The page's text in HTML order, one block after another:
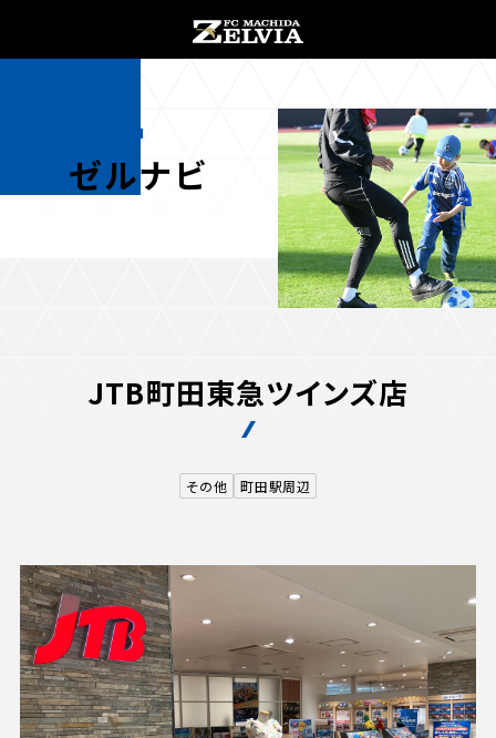
チケット購入 オンラインストア
TOPチーム
ファンクラブ
グッズ
メディア
ホームタウン活動
試合情報トップ
チケット購入
チケット購入手順
チケット販売スケジュール
クラブを知るトップ
ＦＣ町田ゼルビアについて
選手・スタッフ紹介
ファンになる
ファンになるトップ
ファンクラブ
グッズを買う
ZELNAVI
ゼルナビ
JTB町田東急ツインズ店
その他 町田駅周辺